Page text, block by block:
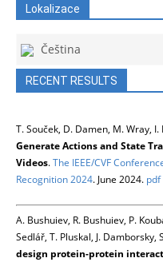
Lokalizace
Čeština
RECENT RESULTS
T. Souček, D. Damen, M. Wray, I.
Generate Actions and State
Videos.The IEEE/CVF
Recognition 2024. June 2024. pdf
A. Bushuiev, R. Bushuiev, P.
Sedlář, T. Pluskal, J. Damborsky,
design protein-protein